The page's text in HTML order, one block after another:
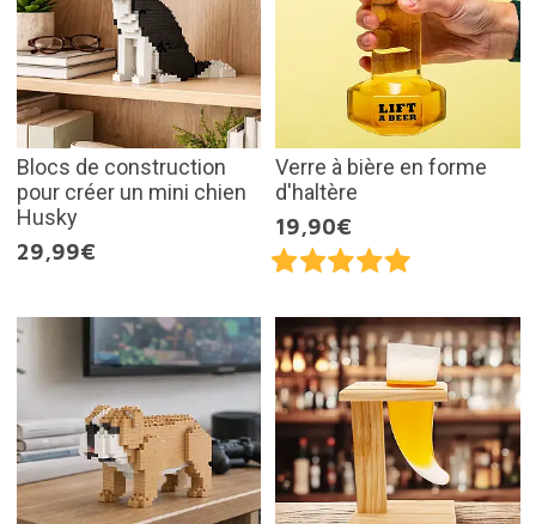
Blocs de construction
pour créer un mini chien
Husky
29,99€
Verre à bière en forme
d'haltère
19,90€